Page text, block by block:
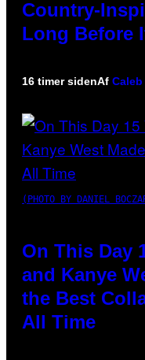
Country-
Long Before
16 timer sidenAf
(PHOTO BY DANIEL
On This Day
and Kanye
the Best
All Time